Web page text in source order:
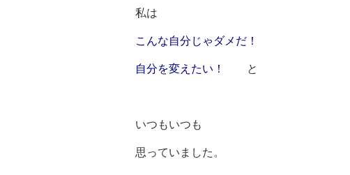
私は
こんな自分じゃダメだ！
自分を変えたい！ と
いつもいつも
思っていました。